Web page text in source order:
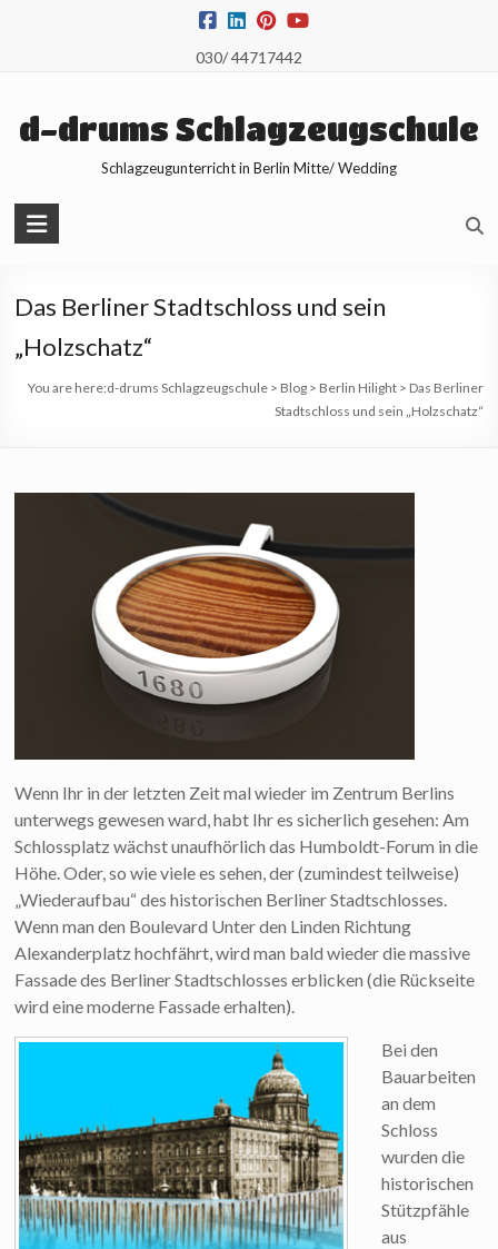
030/ 44717442
d-drums Schlagzeugschule
Schlagzeugunterricht in Berlin Mitte/ Wedding
Das Berliner Stadtschloss und sein
„Holzschatz“
You are here:d-drums Schlagzeugschule> Blog> Berlin Hilight> Das Berliner
Stadtschloss und sein „Holzschatz“
Wenn Ihr in der letzten Zeit mal wieder im Zentrum Berlins
unterwegs gewesen ward, habt Ihr es sicherlich gesehen: Am
Schlossplatz wächst unaufhörlich das Humboldt-Forum in die
Höhe. Oder, so wie viele es sehen, der (zumindest teilweise)
„Wiederaufbau“ des historischen Berliner Stadtschlosses.
Wenn man den Boulevard Unter den Linden Richtung
Alexanderplatz hochfährt, wird man bald wieder die massive
Fassade des Berliner Stadtschlosses erblicken (die Rückseite
wird eine moderne Fassade erhalten).
Bei den
Bauarbeiten
an dem
Schloss
wurden die
historischen
Stützpfähle
aus